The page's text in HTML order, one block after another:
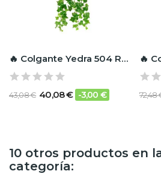
🔥 Colgante Yedra 504 RF Ignífugo
43,08 € 40,08 € -3,00 € 72,48
10 otros productos en
categoría: